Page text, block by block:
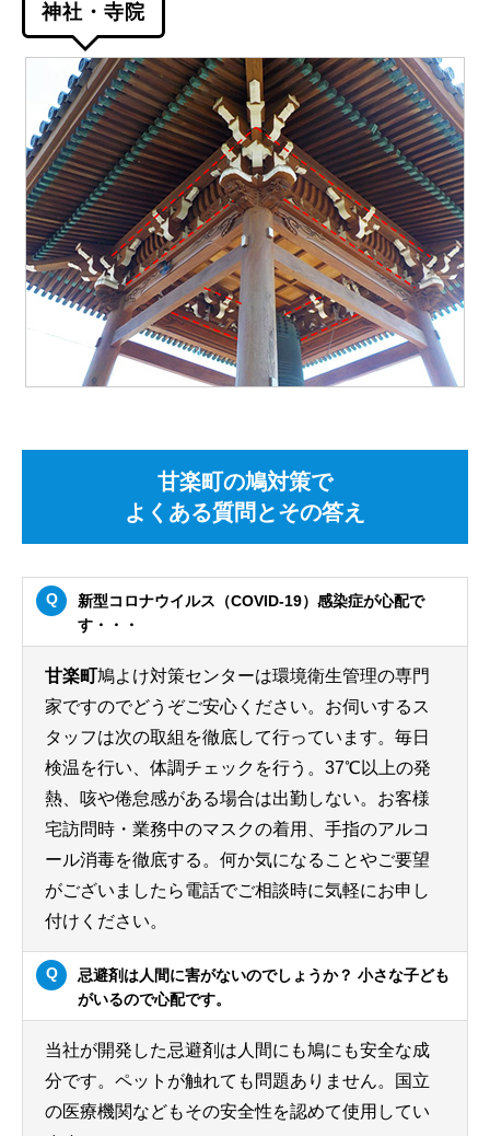
神社・寺院
甘楽町の鳩対策で
よくある質問とその答え
新型コロナウイルス（COVID-19）感染症が心配で
す・・・
甘楽町鳩よけ対策センターは環境衛生管理の専門
家ですのでどうぞご安心ください。お伺いするス
タッフは次の取組を徹底して行っています。毎日
検温を行い、体調チェックを行う。37℃以上の発
熱、咳や倦怠感がある場合は出勤しない。お客様
宅訪問時・業務中のマスクの着用、手指のアルコ
ール消毒を徹底する。何か気になることやご要望
がございましたら電話でご相談時に気軽にお申し
付けください。
忌避剤は人間に害がないのでしょうか？ 小さな子ども
がいるので心配です。
当社が開発した忌避剤は人間にも鳩にも安全な成
分です。ペットが触れても問題ありません。国立
の医療機関などもその安全性を認めて使用してい